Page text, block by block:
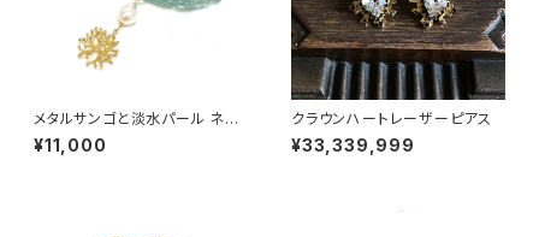
メタルサンゴと淡水パール ネッ
クレス
¥11,000
クラウンハートレーザーピアス
¥33,339,999